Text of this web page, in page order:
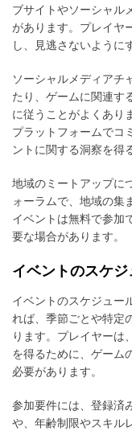
ブサイトやソーシャル
があります。プレイヤ
し、見逃さないように
ソーシャルメディアチ
たり、ゲームに関連す
に従うことがよくあ
プラットフォームでコ
ントに関する洞察を得
地域のミートアップに
ォーラムで、地域の集
イベントは無料で参加
要な場合があります。
イベントのスケ
イベントのスケジュー
れば、季節ごとや特定
ります。プレイヤーは
を得るために、ゲーム
必要があります。
参加要件には、登録済
や、年齢制限やスキル